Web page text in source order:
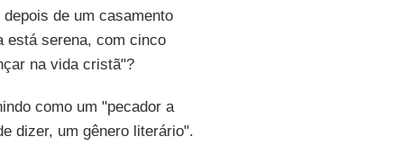
de um casamento
está serena, com cinco
na vida cristã"?
como um "pecador a
dizer, um gênero literário".